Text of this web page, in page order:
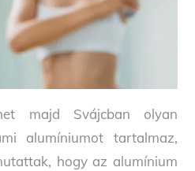
majd Svájcban olyan
alumíniumot tartalmaz,
hogy az alumínium